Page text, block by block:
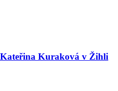
Kuraková v Žihli